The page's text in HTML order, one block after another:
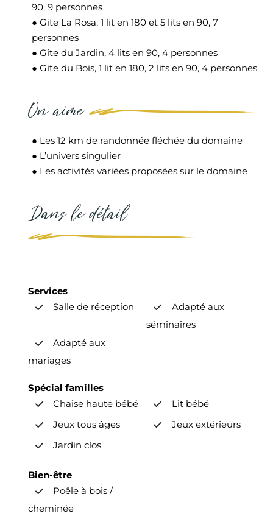
90, 9 personnes
● Gite La Rosa, 1 lit en 180 et 5 lits en 90, 7
personnes
● Gite du Jardin, 4 lits en 90, 4 personnes
● Gite du Bois, 1 lit en 180, 2 lits en 90, 4 personnes
On aime
● Les 12 km de randonnée fléchée du domaine
● L’univers singulier
● Les activités variées proposées sur le domaine
Dans le détail
Services
Salle de réception
Adapté aux
séminaires
Adapté aux
mariages
Spécial familles
Chaise haute bébé
Lit bébé
Jeux tous âges
Jeux extérieurs
Jardin clos
Bien-être
Poêle à bois /
cheminée